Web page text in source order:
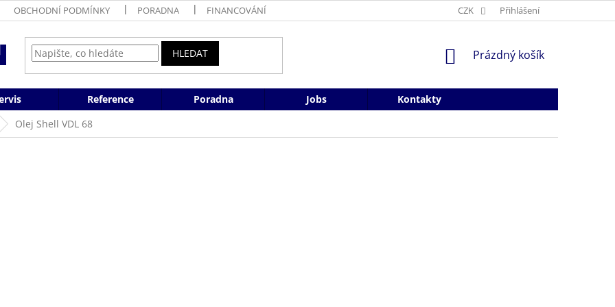
OBCHODNÍ PODMÍNKY PORADNA FINANCOVÁNÍ CZK Přihlášení
HLEDAT
NÁKUPNÍ
Prázdný košík
Reference Poradna Jobs
Kontakty
Olej Shell VDL 68